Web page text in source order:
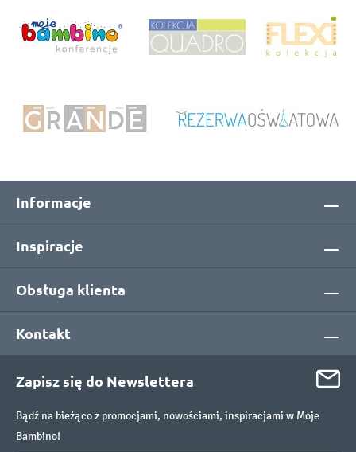
Informacje
Inspiracje
Obsługa klienta
Kontakt
Zapisz się do Newslettera
Bądź na bieżąco z promocjami, nowościami, inspiracjami w Moje
Bambino!